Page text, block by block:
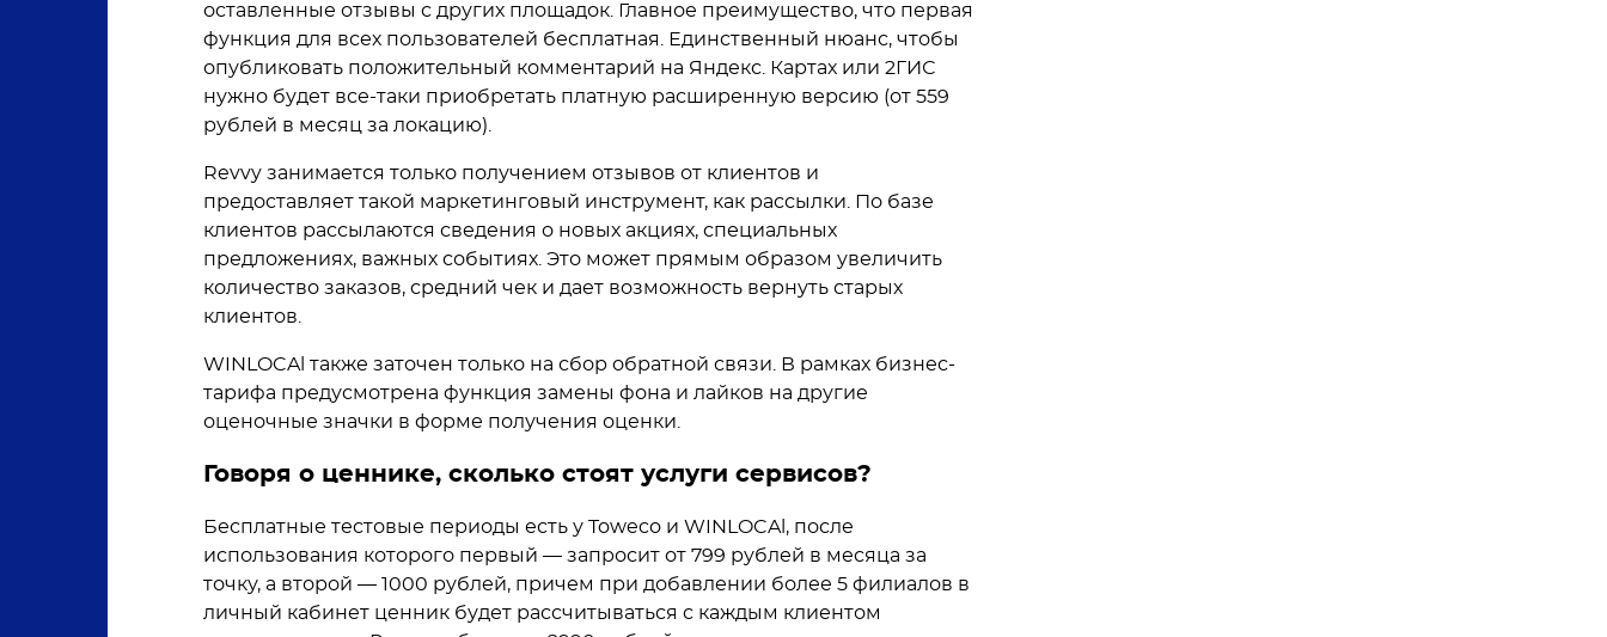
оставленные отзывы с других площадок. Главное преимущество, что первая
функция для всех пользователей бесплатная. Единственный нюанс, чтобы
опубликовать положительный комментарий на Яндекс. Картах или 2ГИС
нужно будет все-таки приобретать платную расширенную версию (от 559
рублей в месяц за локацию).
Revvy занимается только получением отзывов от клиентов и
предоставляет такой маркетинговый инструмент, как рассылки. По базе
клиентов рассылаются сведения о новых акциях, специальных
предложениях, важных событиях. Это может прямым образом увеличить
количество заказов, средний чек и дает возможность вернуть старых
клиентов.
WINLOCAl также заточен только на сбор обратной связи. В рамках бизнес-
тарифа предусмотрена функция замены фона и лайков на другие
оценочные значки в форме получения оценки.
Говоря о ценнике, сколько стоят услуги сервисов?
Бесплатные тестовые периоды есть у Toweco и WINLOCAl, после
использования которого первый — запросит от 799 рублей в месяца за
точку, а второй — 1000 рублей, причем при добавлении более 5 филиалов в
личный кабинет ценник будет рассчитываться с каждым клиентом